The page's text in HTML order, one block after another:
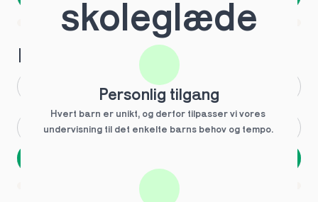
Spring over
1 ud af 9 for at finde den rette tutor
Hvilken årgang?
2.g Andet
Spring over
1 ud af 9 for at finde den rette tutor
skoleglæde
Personlig tilgang
Hvert barn er unikt, og derfor tilpasser vi vores
undervisning til det enkelte barns behov og tempo.